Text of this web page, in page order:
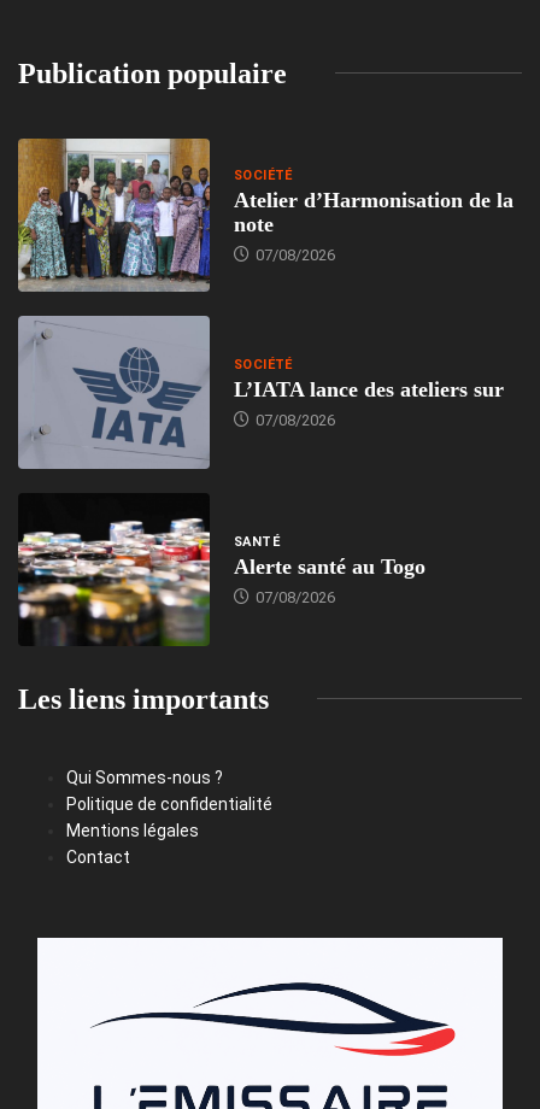
Publication populaire
SOCIÉTÉ
Atelier d’Harmonisation de la
note
07/08/2026
SOCIÉTÉ
L’IATA lance des ateliers sur
07/08/2026
SANTÉ
Alerte santé au Togo
07/08/2026
Les liens importants
Qui Sommes-nous ?
Politique de confidentialité
Mentions légales
Contact